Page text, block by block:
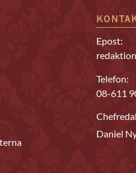
Epost:
Telefon:
08-611
Daniel